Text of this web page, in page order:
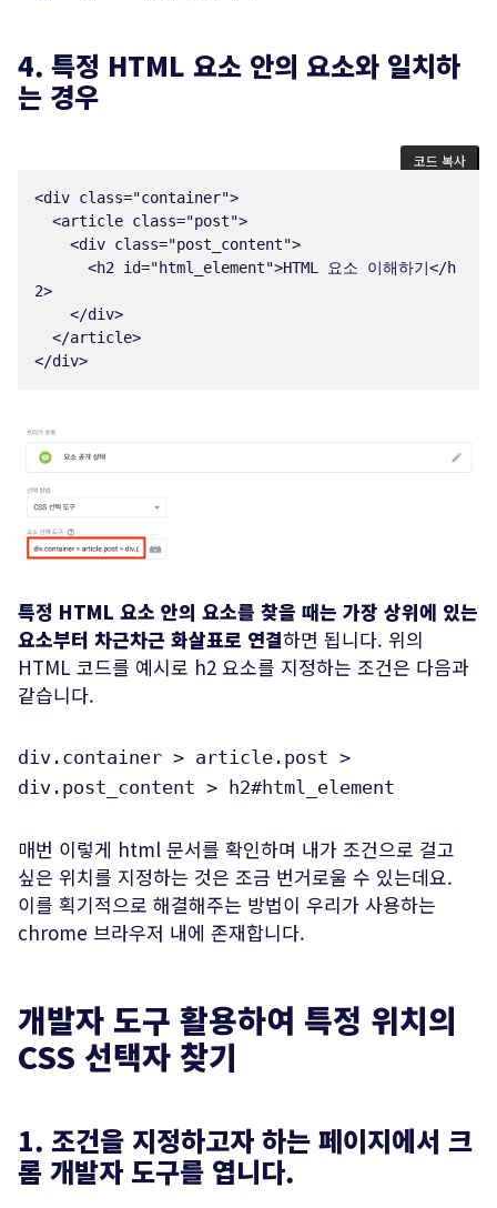
4. 특정 HTML 요소 안의 요소와 일치하
는 경우
코드 복사
<div class="container">
<article class="post">
<div class="post_content">
<h2 id="html_element">HTML 요소 이해하기</h
2>
</div>
</article>
</div>
특정 HTML 요소 안의 요소를 찾을 때는 가장 상위에 있는
요소부터 차근차근 화살표로 연결하면 됩니다. 위의
HTML 코드를 예시로 h2 요소를 지정하는 조건은 다음과
같습니다.
div.container > article.post >
div.post_content > h2#html_element
매번 이렇게 html 문서를 확인하며 내가 조건으로 걸고
싶은 위치를 지정하는 것은 조금 번거로울 수 있는데요.
이를 획기적으로 해결해주는 방법이 우리가 사용하는
chrome 브라우저 내에 존재합니다.
개발자 도구 활용하여 특정 위치의
CSS 선택자 찾기
1. 조건을 지정하고자 하는 페이지에서 크
롬 개발자 도구를 엽니다.